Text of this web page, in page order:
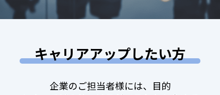
キャリアアップしたい方
企業のご担当者様には、目的